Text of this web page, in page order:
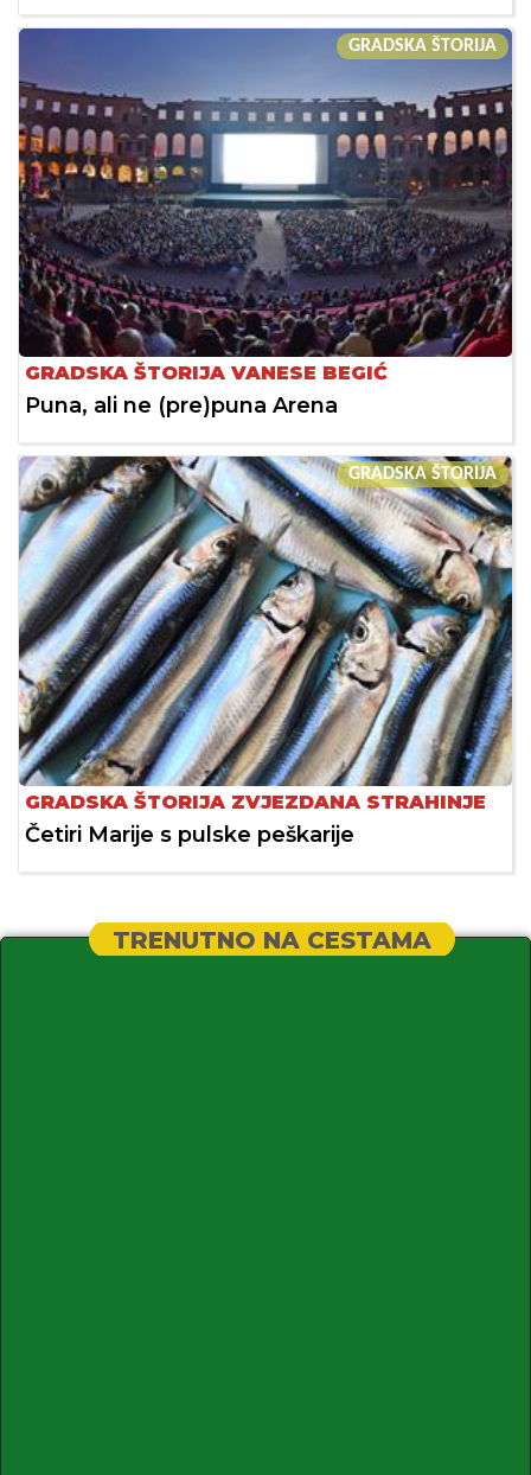
GRADSKA ŠTORIJA
GRADSKA ŠTORIJA VANESE BEGIĆ
Puna, ali ne (pre)puna Arena
GRADSKA ŠTORIJA
GRADSKA ŠTORIJA ZVJEZDANA STRAHINJE
Četiri Marije s pulske peškarije
TRENUTNO NA CESTAMA